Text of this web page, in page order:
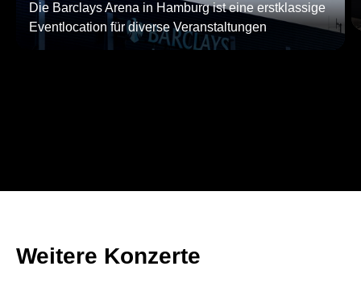
Die Barclays Arena in Hamburg ist eine erstklassige
Eventlocation für diverse Veranstaltungen
Weitere Konzerte